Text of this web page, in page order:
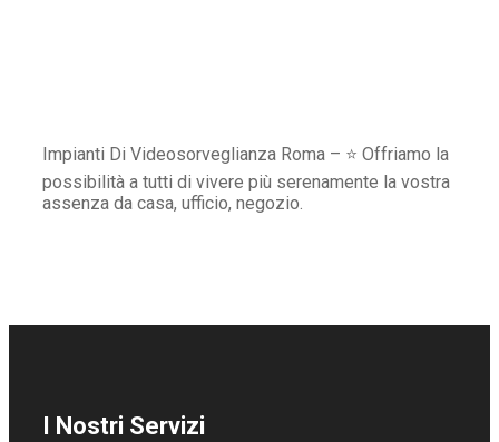
Impianti Di Videosorveglianza Roma – ⭐ Offriamo la
possibilità a tutti di vivere più serenamente la vostra
assenza da casa, ufficio, negozio.
I Nostri Servizi